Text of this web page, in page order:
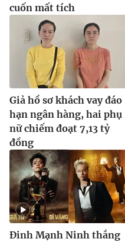
cuốn mất tích
Giả hồ sơ khách vay đáo
hạn ngân hàng, hai phụ
nữ chiếm đoạt 7,13 tỷ
đồng
Đinh Mạnh Ninh thắng